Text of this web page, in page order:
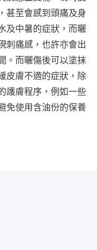
甚至會感到頭痛及身
及中暑的症狀，而曬
刺痛感，也許亦會出
。而曬傷後可以塗抹
皮膚不適的症狀，除
護膚程序，例如一些
免使用含油份的保養